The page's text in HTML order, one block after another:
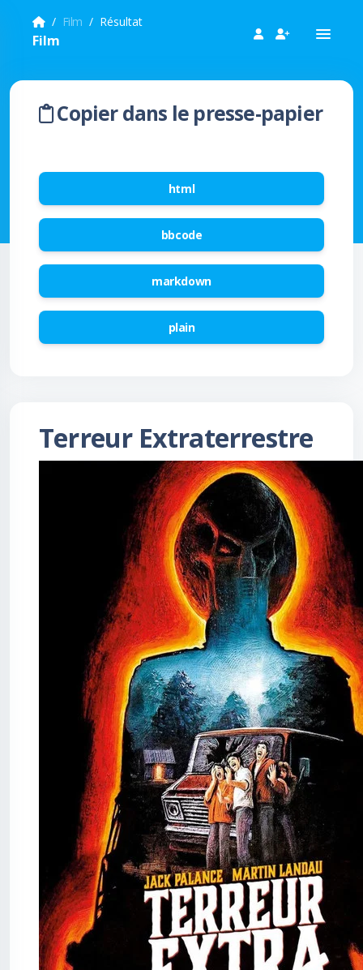
Film Résultat
Film
Copier dans le presse-papier
html
bbcode
markdown
plain
Terreur Extraterrestre